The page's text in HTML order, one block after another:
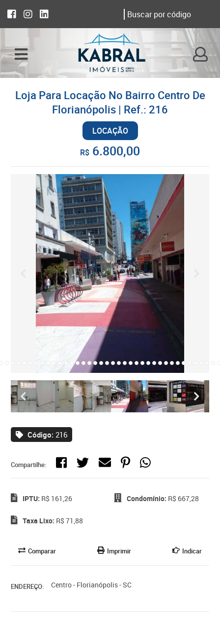
Loja Para Locação No Bairro Centro De
Florianópolis | Ref.: 216
LOCAÇÃO
R$ 6.800,00
Código: 216
Compartilhe:
IPTU: R$ 161,26
Taxa Lixo: R$ 71,88
Condomínio: R$ 667,28
Comparar Imprimir Indicar
ENDEREÇO: Centro - Florianópolis - SC